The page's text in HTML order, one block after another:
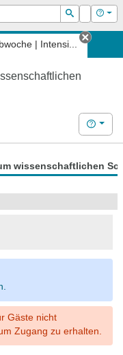
Suchen
Login Hilfe
| Intensi...
Tab
Hilfe
wissenschaftlichen
Gäste nicht
Zugang zu erhalten.